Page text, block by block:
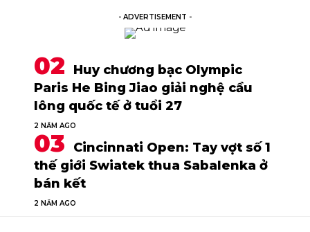
- ADVERTISEMENT -
Huy chương bạc Olympic
Paris He Bing Jiao giải nghệ cầu
lông quốc tế ở tuổi 27
2 NĂM AGO
Cincinnati Open: Tay vợt số 1
thế giới Swiatek thua Sabalenka ở
bán kết
2 NĂM AGO